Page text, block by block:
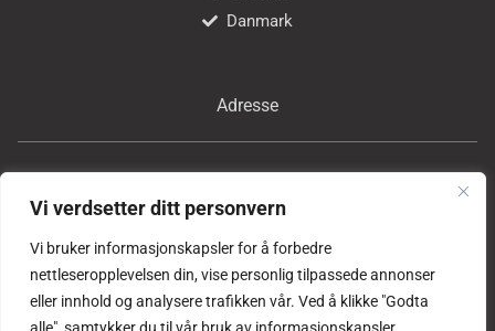
Vi verdsetter ditt personvern
Vi bruker informasjonskapsler for å forbedre
nettleseropplevelsen din, vise personlig tilpassede annonser
eller innhold og analysere trafikken vår. Ved å klikke "Godta
Danmark
Adresse
Professor Birkelands vei 24
1081 Oslo